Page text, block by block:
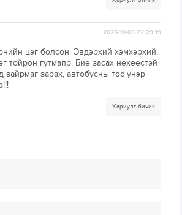
2025-10-03 22:29:19
цэг болсон. Эвдэрхий хэмхэрхий,
тойрон гутмапр. Бие засах нехеестэй
зайрмаг зарах, автобусны тос унэр
Хариулт бичих